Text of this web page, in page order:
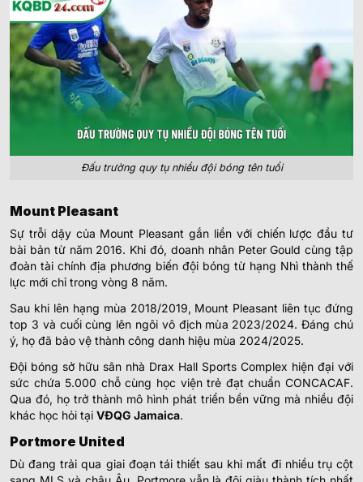
Đấu trường quy tụ nhiều đội bóng tên tuổi
Mount Pleasant
Sự trỗi dậy của Mount Pleasant gắn liền với chiến lược đầu tư
bài bản từ năm 2016. Khi đó, doanh nhân Peter Gould cùng tập
đoàn tài chính địa phương biến đội bóng từ hạng Nhì thành thế
lực mới chỉ trong vòng 8 năm.
Sau khi lên hạng mùa 2018/2019, Mount Pleasant liên tục đứng
top 3 và cuối cùng lên ngôi vô địch mùa 2023/2024. Đáng chú
ý, họ đã bảo vệ thành công danh hiệu mùa 2024/2025.
Đội bóng sở hữu sân nhà Drax Hall Sports Complex hiện đại với
sức chứa 5.000 chỗ cùng học viện trẻ đạt chuẩn CONCACAF.
Qua đó, họ trở thành mô hình phát triển bền vững mà nhiều đội
khác học hỏi tại VĐQG Jamaica.
Portmore United
Dù đang trải qua giai đoạn tái thiết sau khi mất đi nhiều trụ cột